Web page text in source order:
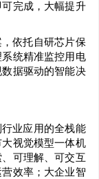
完成，大幅提升
依托自研芯片保
统精准监控用电
据驱动的智能决
业应用的全栈能
视觉模型一体机
可理解、可交互
效率；大企业智